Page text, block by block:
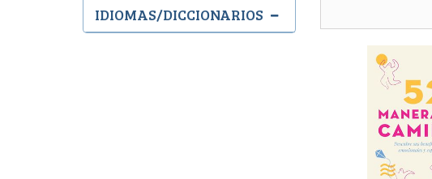
IDIOMAS/DICCIONARIOS